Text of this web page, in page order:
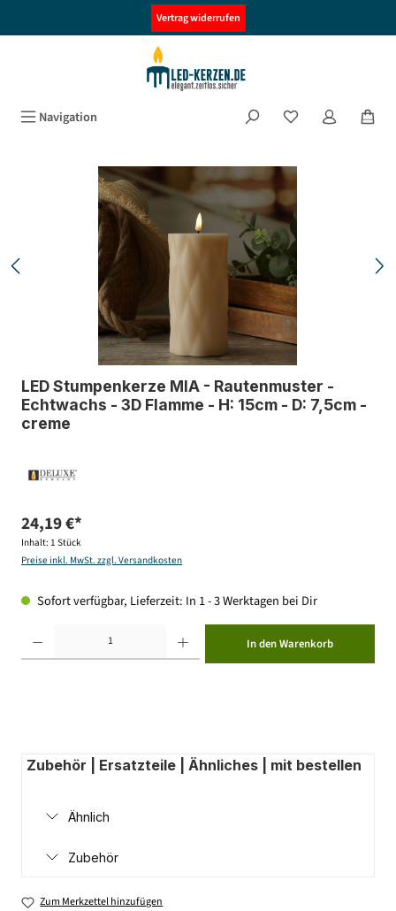
Vertrag widerrufen
Navigation
Bildergalerie überspringen
LED Stumpenkerze MIA - Rautenmuster -
Echtwachs - 3D Flamme - H: 15cm - D: 7,5cm -
creme
24,19 €*
Inhalt: 1 Stück
Preise inkl. MwSt. zzgl. Versandkosten
Sofort verfügbar, Lieferzeit: In 1 - 3 Werktagen bei Dir
In den Warenkorb
Zubehör | Ersatzteile | Ähnliches | mit bestellen
Ähnlich
Zubehör
Zum Merkzettel hinzufügen